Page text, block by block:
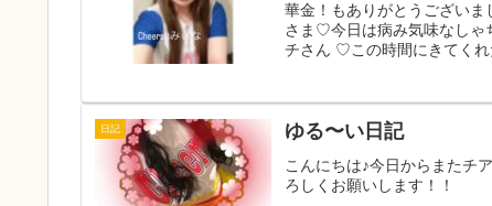
華金！もありがとうござい
さま♡今日は病み気味なし
チさん ♡この時間にきてくれ
日記 ゆる〜い日記
こんにちは♪今日からまたチ
ろしくお願いします！！